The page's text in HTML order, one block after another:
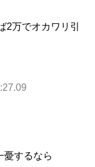
2万でオカワリ引
憂するなら